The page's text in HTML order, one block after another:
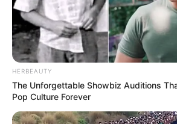
HERBEAUTY
The Unforgettable Showbiz Auditions
Pop Culture Forever